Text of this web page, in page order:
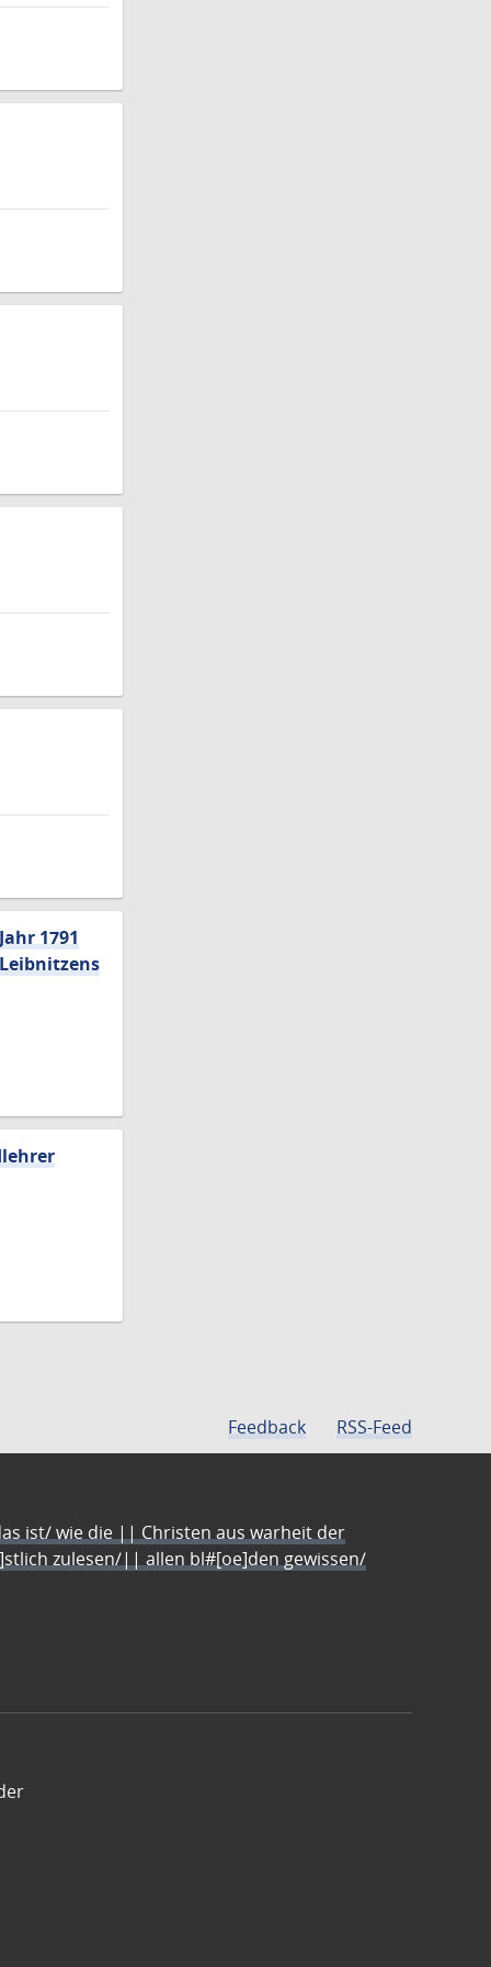
1791
Feedback RSS-Feed
ist/ wie die || Christen aus warheit der
zulesen/|| allen bl#[oe]den gewissen/